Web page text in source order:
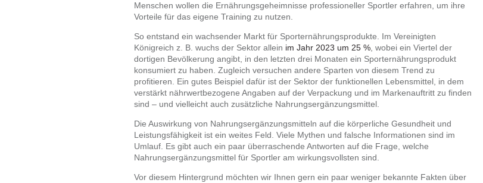
Menschen wollen die Ernährungsgeheimnisse professioneller Sportler erfahren, um ihre
Vorteile für das eigene Training zu nutzen.
So entstand ein wachsender Markt für Sporternährungsprodukte. Im Vereinigten
Königreich z. B. wuchs der Sektor allein im Jahr 2023 um 25 % , wobei ein Viertel der
dortigen Bevölkerung angibt, in den letzten drei Monaten ein Sporternährungsprodukt
konsumiert zu haben. Zugleich versuchen andere Sparten von diesem Trend zu
profitieren. Ein gutes Beispiel dafür ist der Sektor der funktionellen Lebensmittel, in dem
verstärkt nährwertbezogene Angaben auf der Verpackung und im Markenauftritt zu finden
sind – und vielleicht auch zusätzliche Nahrungsergänzungsmittel.
Die Auswirkung von Nahrungsergänzungsmitteln auf die körperliche Gesundheit und
Leistungsfähigkeit ist ein weites Feld. Viele Mythen und falsche Informationen sind im
Umlauf. Es gibt auch ein paar überraschende Antworten auf die Frage, welche
Nahrungsergänzungsmittel für Sportler am wirkungsvollsten sind.
Vor diesem Hintergrund möchten wir Ihnen gern ein paar weniger bekannte Fakten über